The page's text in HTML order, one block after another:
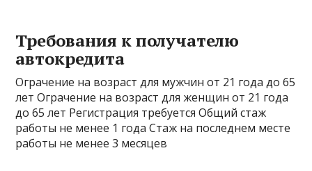
Требования к получателю
автокредита
Ограчение на возраст для мужчин от 21 года до 65
лет Ограчение на возраст для женщин от 21 года
до 65 лет Регистрация требуется Общий стаж
работы не менее 1 года Стаж на последнем месте
работы не менее 3 месяцев